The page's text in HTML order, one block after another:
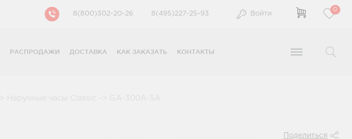
8(800)302-20-26 8(495)227-25-93 Войти
0
РАСПРОДАЖИ ДОСТАВКА КАК ЗАКАЗАТЬ КОНТАКТЫ
Поделиться